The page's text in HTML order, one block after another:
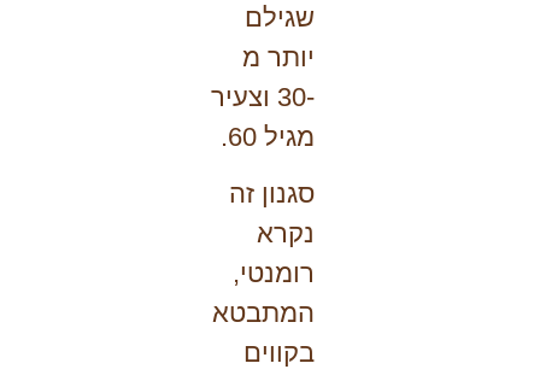
שגילם
יותר מ
-30 וצעיר
מגיל 60.
סגנון זה
נקרא
רומנטי,
המתבטא
בקווים